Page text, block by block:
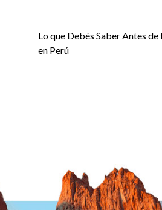
Lo que Debés Saber Antes
en Perú